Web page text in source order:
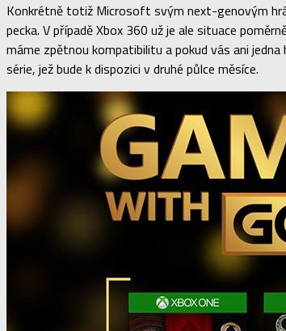
Konkrétně totiž Microsoft svým next-genovým
pecka. V případě Xbox 360 už je ale situace
máme zpětnou kompatibilitu a pokud vás ani
série, jež bude k dispozici v druhé půlce měsíce.